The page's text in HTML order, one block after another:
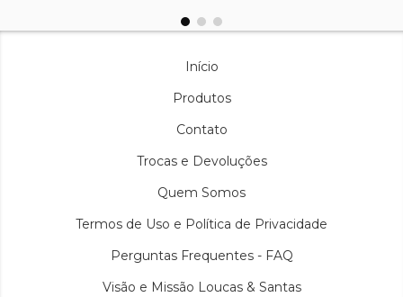
Início
Produtos
Contato
Trocas e Devoluções
Quem Somos
Termos de Uso e Política de Privacidade
Perguntas Frequentes - FAQ
Visão e Missão Loucas & Santas